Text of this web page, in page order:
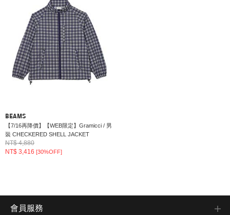
BEAMS
【7/16再降價】【WEB限定】Gramicci / 男
裝 CHECKERED SHELL JACKET
NT$ 4,880
NT$ 3,416 [30%OFF]
會員服務